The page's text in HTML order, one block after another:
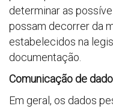
determinar as
possam decorrer da
estabelecidos na
documentação.
Comunicação de
Em geral, os dados